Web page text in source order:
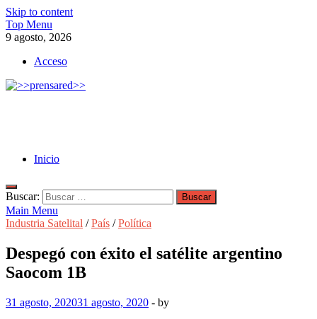
Skip to content
Top Menu
9 agosto, 2026
Acceso
Inicio
Buscar:
Main Menu
Industria Satelital /País /Política
Despegó con éxito el satélite argentino
Saocom 1B
31 agosto, 202031 agosto, 2020 - by